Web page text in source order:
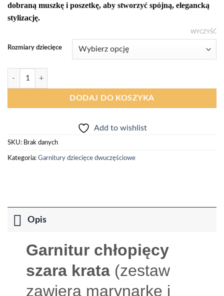
dobraną muszkę i poszetkę, aby stworzyć spójną, elegancką
stylizację.
Rozmiary dziecięce
WYCZYŚĆ
ilość Garnitur chłopięcy szara krata | Muskatos
DODAJ DO KOSZYKA
Add to wishlist
SKU: Brak danych
Kategoria: Garnitury dziecięce dwuczęściowe
Opis
Garnitur chłopięcy
szara krata(zestaw
zawiera marynarkę i